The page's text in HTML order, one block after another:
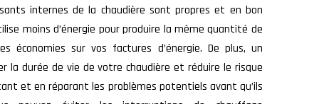
internes de la chaudière sont propres et en bon
moins d’énergie pour produire la même quantité de
économies sur vos factures d’énergie. De plus, un
la durée de vie de votre chaudière et réduire le risque
et en réparant les problèmes potentiels avant qu’ils